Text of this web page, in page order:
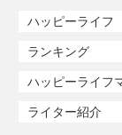
ハッピーライフ
ランキング
ハッピーライフ
ライター紹介